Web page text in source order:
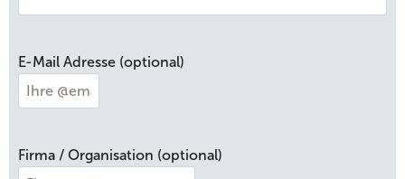
a
h
n
E-Mail Adresse (optional)
Firma / Organisation (optional)